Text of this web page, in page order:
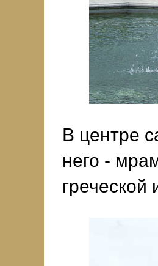
В центре
него -